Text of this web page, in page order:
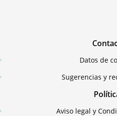
Datos de
Sugerencias y
Aviso legal y